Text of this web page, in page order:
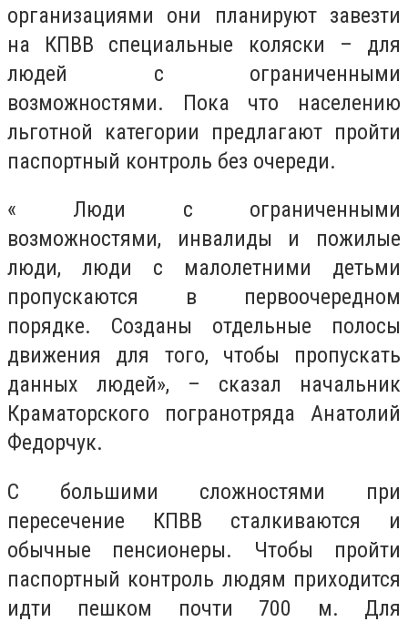
организациями они планируют завезти
на КПВВ специальные коляски – для
людей с ограниченными
возможностями. Пока что населению
льготной категории предлагают пройти
паспортный контроль без очереди.
« Люди с ограниченными
возможностями, инвалиды и пожилые
люди, люди с малолетними детьми
пропускаются в первоочередном
порядке. Созданы отдельные полосы
движения для того, чтобы пропускать
данных людей», – сказал начальник
Краматорского погранотряда Анатолий
Федорчук.
С большими сложностями при
пересечение КПВВ сталкиваются и
обычные пенсионеры. Чтобы пройти
паспортный контроль людям приходится
идти пешком почти 700 м. Для